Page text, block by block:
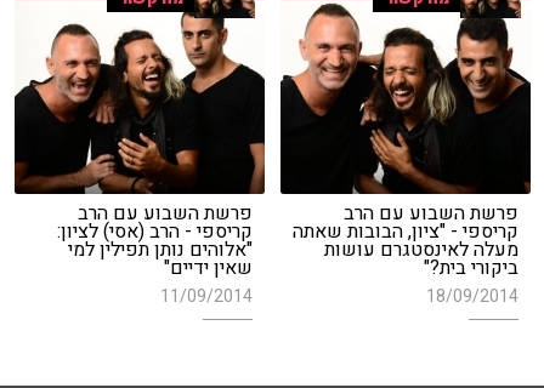
פרשת השבוע עם הרב
קריספי - "ציון, הבובות שאתה
מעלה לאינסטגרם עושות
ביקורי בית?"
18/09/2014
פרשת השבוע עם הרב
קריספי - הרב (אסי) לציון:
"אלוהים נותן תפילין למי
שאין ידיים"
11/09/2014